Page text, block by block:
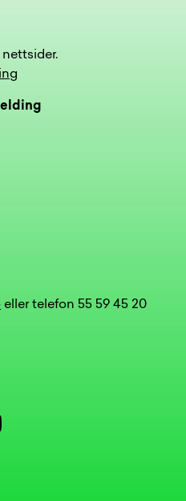
eller telefon 55 59 45 20